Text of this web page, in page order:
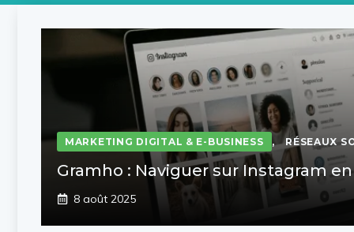
MARKETING DIGITAL & E-BUSINESS , RÉSEAUX
Gramho : Naviguer sur Instagram
8 août 2025